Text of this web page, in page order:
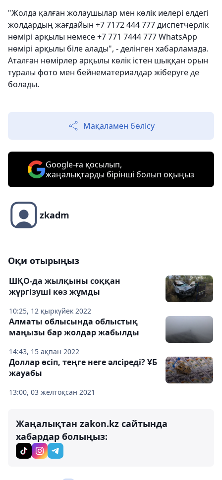
"Жолда қалған жолаушылар мен көлік иелері елдегі
жолдардың жағдайын +7 7172 444 777 диспетчерлік
нөмірі арқылы немесе +7 771 7444 777 WhatsApp
нөмірі арқылы біле алады", - делінген хабарламада.
Аталған нөмірлер арқылы көлік істен шыққан орын
туралы фото мен бейнематериалдар жіберуге де
болады.
Мақаламен бөлісу
Google-ға қосылып,
жаңалықтарды бірінші болып оқыңыз
zkadm
Оқи отырыңыз
10:25, 12 қыркүйек 2022
ШҚО-да жылқыны соққан
жүргізуші көз жұмды
14:43, 15 ақпан 2022
Алматы облысында облыстық
маңызы бар жолдар жабылды
13:00, 03 желтоқсан 2021
Доллар өсіп, теңге неге әлсіреді? ҰБ
жауабы
Жаңалықтан zakon.kz сайтында
хабардар болыңыз: